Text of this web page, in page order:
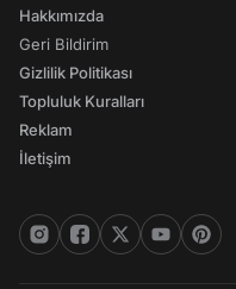
Hakkımızda
Geri Bildirim
Gizlilik Politikası
Topluluk Kuralları
Reklam
İletişim